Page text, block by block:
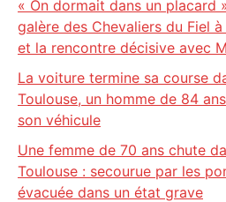
« On dormait dans un placard
galère des Chevaliers du Fiel
et la rencontre décisive avec
La voiture termine sa course
Toulouse, un homme de 84
son véhicule
Une femme de 70 ans chute
Toulouse : secourue par les
évacuée dans un état grave